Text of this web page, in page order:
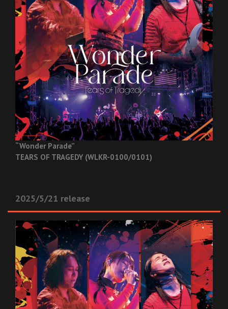
“Wonder Parade”
TEARS OF TRAGEDY (WLKR-0100/0101)
2025/5/21 release